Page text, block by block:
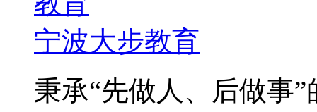
宁波大步教育
秉承“先做人、后做事